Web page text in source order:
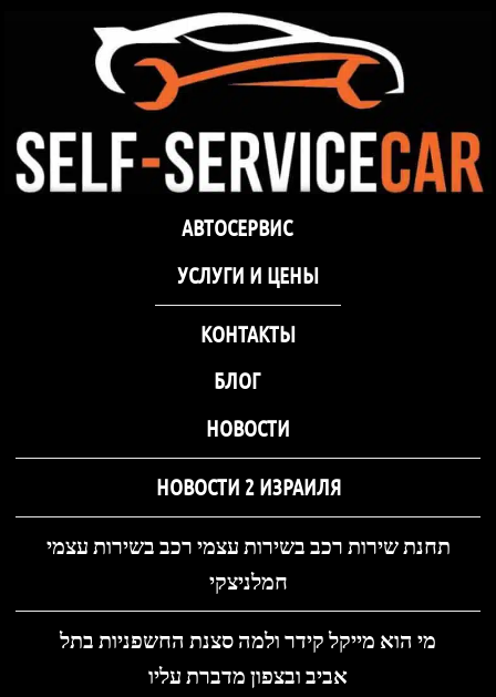
самообслуживания Self-
Service Car Хмельницкий
Автосервис СТО
самообслуживания Self-
Service Car Хмельницкий
Автосервис СТО самообслуживания Self-
АВТОСЕРВИС
УCЛУГИ И ЦЕНЫ
КОНТАКТЫ
БЛОГ
НОВОСТИ
НОВОСТИ 2 ИЗРАИЛЯ
תחנת שירות רכב בשירות עצמי רכב בשירות עצמי
חמלניצקי
מי הוא מייקל קידר ולמה סצנת החשפניות בתל
אביב ובצפון מדברת עליו